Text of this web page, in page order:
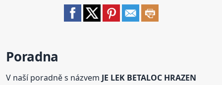
Poradna
V naší poradně s názvem JE LEK BETALOC HRAZEN